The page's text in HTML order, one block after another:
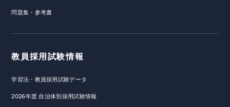
問題集・参考書
教員採用試験情報
学習法・教員採用試験データ
2026年度 自治体別採用試験情報